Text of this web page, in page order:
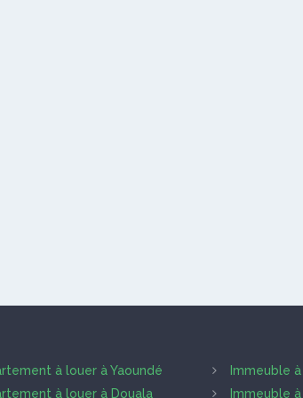
à louer à Yaoundé
à louer à Douala
Immeuble
Immeuble